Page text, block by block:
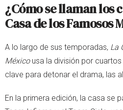
¿Cómo se llaman los
Casa de los Famosos
A lo largo de sus temporadas, La
Méxicousa la división por
clave para detonar el drama, las
En la primera edición, la casa se